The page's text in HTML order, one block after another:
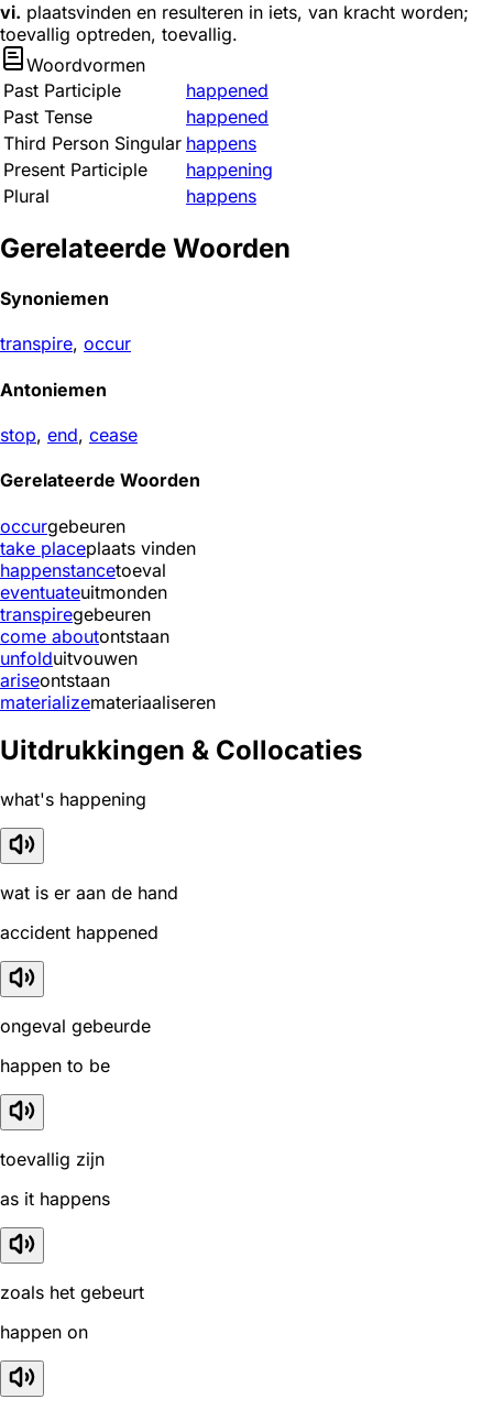
vi. plaatsvinden en resulteren in iets, van kracht worden;
toevallig optreden, toevallig.
Woordvormen
Past Participle
happened
Past Tense
happened
Third Person Singular happens
Present Participle
happening
Plural
happens
Gerelateerde Woorden
Synoniemen
transpire, occur
Antoniemen
stop, end, cease
Gerelateerde Woorden
occurgebeuren
take placeplaats vinden
happenstancetoeval
eventuateuitmonden
transpiregebeuren
come aboutontstaan
unfolduitvouwen
ariseontstaan
materializemateriaaliseren
Uitdrukkingen & Collocaties
what's happening
wat is er aan de hand
accident happened
ongeval gebeurde
happen to be
toevallig zijn
as it happens
zoals het gebeurt
happen on